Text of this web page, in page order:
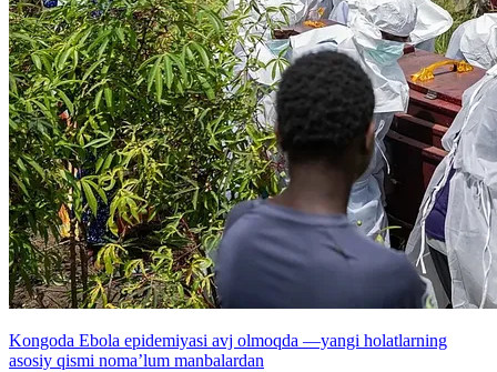
Kongoda Ebola epidemiyasi avj olmoqda —yangi holatlarning
asosiy qismi noma’lum manbalardan